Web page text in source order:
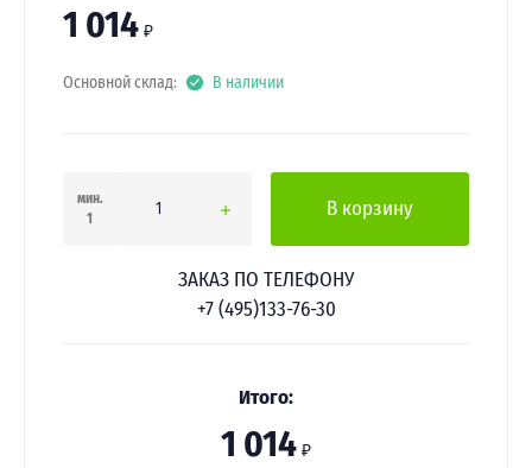
1 014 ₽
Основной склад: В наличии
мин.
1
В корзину
ЗАКАЗ ПО ТЕЛЕФОНУ
+7 (495)133-76-30
Итого:
1 014 ₽